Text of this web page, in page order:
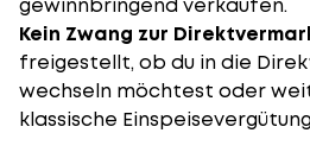
Kein Zwang zur
freigestellt, ob du in die
wechseln möchtest oder
klassische